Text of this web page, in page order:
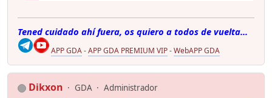
Tened cuidado ahí fuera, os quiero a todos de vuelta...
APP GDA-APP GDA PREMIUM VIP-WebAPP GDA
Dikxon GDA
Administrador